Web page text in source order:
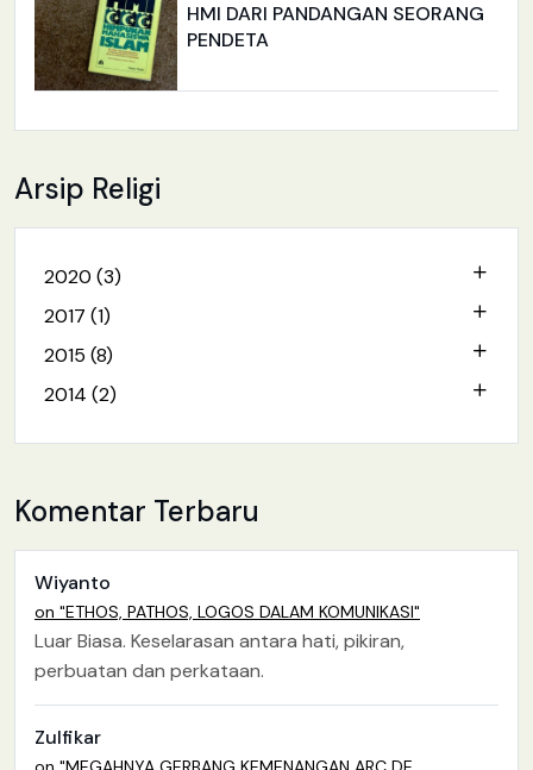
HMI DARI PANDANGAN SEORANG
PENDETA
Arsip Religi
2020 (3)
2017 (1)
2015 (8)
2014 (2)
Komentar Terbaru
Wiyanto
on "ETHOS, PATHOS, LOGOS DALAM KOMUNIKASI"
Luar Biasa. Keselarasan antara hati, pikiran,
perbuatan dan perkataan.
Zulfikar